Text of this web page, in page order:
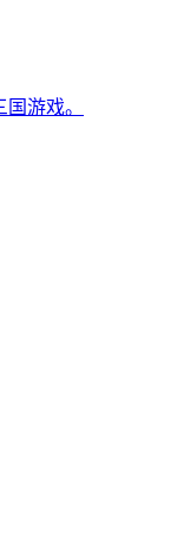
游戏。